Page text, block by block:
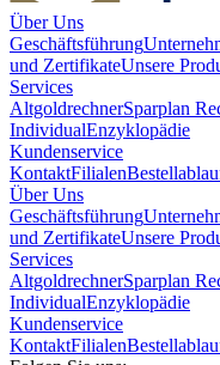
Über Uns
Geschäftsführung
und ZertifikateUnsere
Services
AltgoldrechnerSparplan
IndividualEnzyklopädie
Kundenservice
KontaktFilialen
Über Uns
Geschäftsführung
und ZertifikateUnsere
Services
AltgoldrechnerSparplan
IndividualEnzyklopädie
Kundenservice
KontaktFilialen